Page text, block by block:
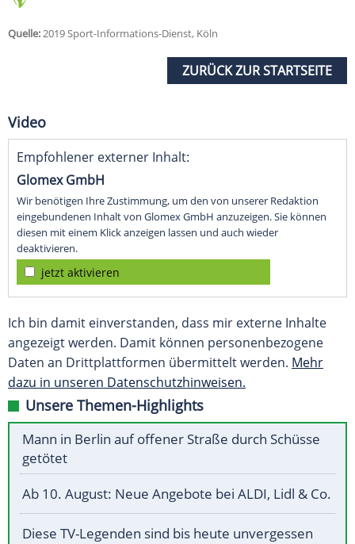
Quelle:2019 Sport-Informations-Dienst, Köln
ZURÜCK ZUR STARTSEITE
Video
Empfohlener externer Inhalt:
Glomex GmbH
Wir benötigen Ihre Zustimmung, um den von unserer Redaktion
eingebundenen Inhalt von Glomex GmbH anzuzeigen. Sie können
diesen mit einem Klick anzeigen lassen und auch wieder
deaktivieren.
jetzt aktivieren
Ich bin damit einverstanden, dass mir externe Inhalte
angezeigt werden. Damit können personenbezogene
Daten an Drittplattformen übermittelt werden. Mehr
dazu in unseren Datenschutzhinweisen.
Unsere Themen-Highlights
Mann in Berlin auf offener Straße durch Schüsse
getötet
Ab 10. August: Neue Angebote bei ALDI, Lidl & Co.
Diese TV-Legenden sind bis heute unvergessen